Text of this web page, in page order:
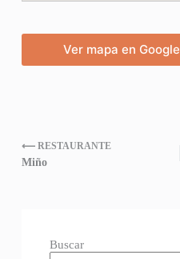
Ver mapa en Google
⟵ RESTAURANTE
Miño
Buscar